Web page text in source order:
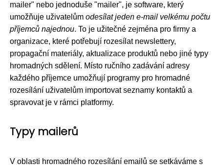
mailer" nebo jednoduše "mailer", je software, který
umožňuje uživatelům odesílat jeden e-mail velkému počtu
příjemců najednou. To je užitečné zejména pro firmy a
organizace, které potřebují rozesílat newslettery,
propagační materiály, aktualizace produktů nebo jiné typy
hromadných sdělení. Místo ručního zadávání adresy
každého příjemce umožňují programy pro hromadné
rozesílání uživatelům importovat seznamy kontaktů a
spravovat je v rámci platformy.
Typy mailerů
V oblasti hromadného rozesílání emailů se setkáváme s